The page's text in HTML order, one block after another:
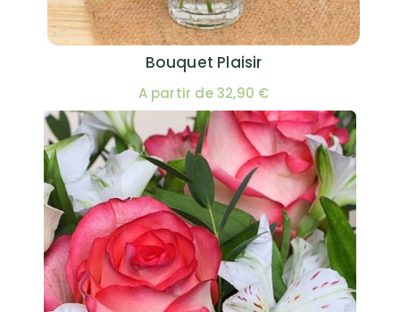
Bouquet Plaisir
A partir de 32,90 €